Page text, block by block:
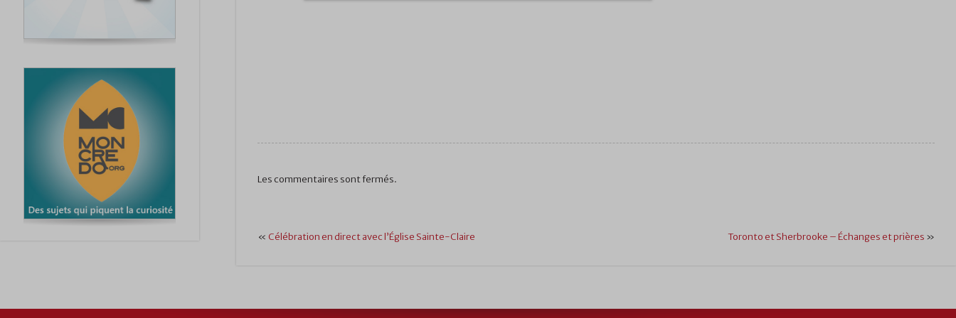
Les commentaires sont fermés.
« Célébration en direct avec l’Église Sainte-Claire Toronto et Sherbrooke – Échanges et prières »